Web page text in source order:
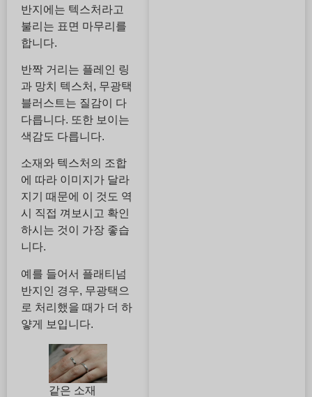
반지에는 텍스처라고
불리는 표면 마무리를
합니다.
반짝 거리는 플레인 링
과 망치 텍스처, 무광택
블러스트는 질감이 다
다릅니다. 또한 보이는
색감도 다릅니다.
소재와 텍스처의 조합
에 따라 이미지가 달라
지기 때문에 이 것도 역
시 직접 껴보시고 확인
하시는 것이 가장 좋습
니다.
예를 들어서 플래티넘
반지인 경우, 무광택으
로 처리했을 때가 더 하
얗게 보입니다.
같은 소재